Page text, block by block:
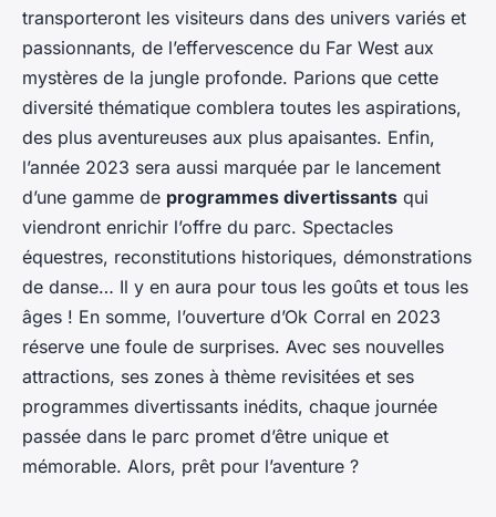
transporteront les visiteurs dans des univers variés et
passionnants, de l’effervescence du Far West aux
mystères de la jungle profonde. Parions que cette
diversité thématique comblera toutes les aspirations,
des plus aventureuses aux plus apaisantes. Enfin,
l’année 2023 sera aussi marquée par le lancement
d’une gamme de programmes divertissants qui
viendront enrichir l’offre du parc. Spectacles
équestres, reconstitutions historiques, démonstrations
de danse… Il y en aura pour tous les goûts et tous les
âges ! En somme, l’ouverture d’Ok Corral en 2023
réserve une foule de surprises. Avec ses nouvelles
attractions, ses zones à thème revisitées et ses
programmes divertissants inédits, chaque journée
passée dans le parc promet d’être unique et
mémorable. Alors, prêt pour l’aventure ?